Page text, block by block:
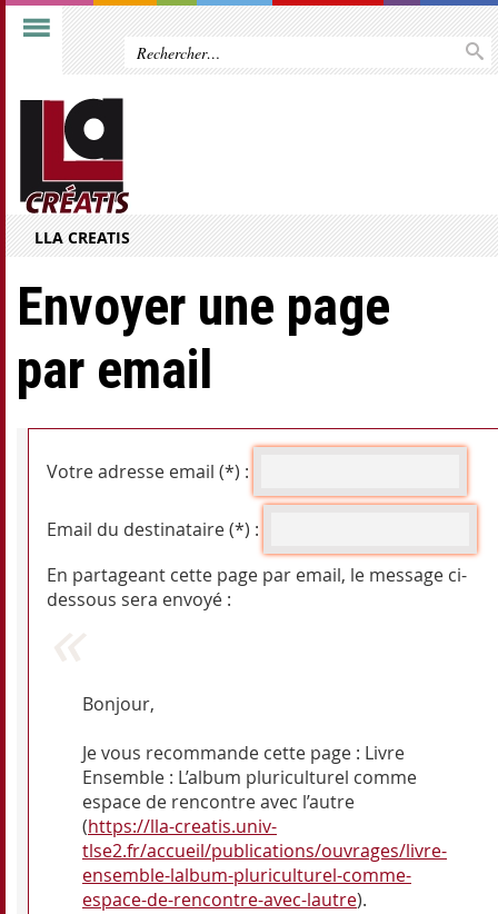
LLA CREATIS
Envoyer une page
par email
Votre adresse email (*) :
Email du destinataire (*) :
En partageant cette page par email, le message ci-
dessous sera envoyé :
Bonjour,
Je vous recommande cette page : Livre
Ensemble : L’album pluriculturel comme
espace de rencontre avec l’autre
(https://lla-creatis.univ-
tlse2.fr/accueil/publications/ouvrages/livre-
ensemble-lalbum-pluriculturel-comme-
espace-de-rencontre-avec-lautre).